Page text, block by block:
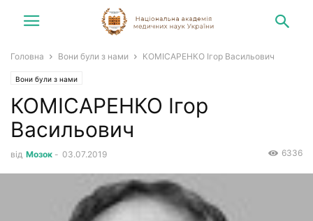
Головна Вони були з нами КОМІСАРЕНКО Ігор Васильович
Вони були з нами
КОМІСАРЕНКО Ігор
Васильович
від Мозок - 03.07.2019 6336